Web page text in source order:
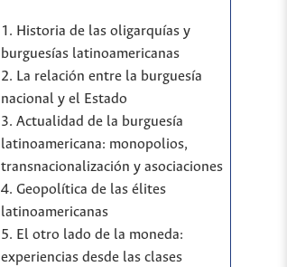
1. Historia de las oligarquías y
burguesías latinoamericanas
2. La relación entre la burguesía
nacional y el Estado
3. Actualidad de la burguesía
latinoamericana: monopolios,
transnacionalización y asociaciones
4. Geopolítica de las élites
latinoamericanas
5. El otro lado de la moneda:
experiencias desde las clases